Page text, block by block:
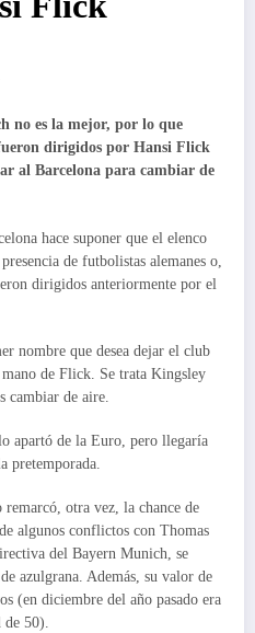
no es la mejor, por lo que
dirigidos por Hansi Flick
al Barcelona para cambiar de
hace suponer que el elenco
de futbolistas alemanes o,
dirigidos anteriormente por el
nombre que desea dejar el club
de Flick. Se trata Kingsley
cambiar de aire.
apartó de la Euro, pero llegaría
pretemporada.
otra vez, la chance de
algunos conflictos con Thomas
del Bayern Munich, se
azulgrana. Además, su valor de
(en diciembre del año pasado era
de 50).